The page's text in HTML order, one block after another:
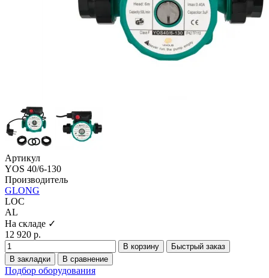
Артикул
YOS 40/6-130
Производитель
GLONG
LOC
AL
На складе ✓
12 920 р.
В корзину
Быстрый заказ
В закладки
В сравнение
Подбор оборудования